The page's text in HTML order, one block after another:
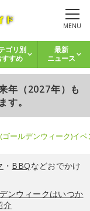
MENU
ゴリ別
すすめ
最新
ニュース
年（2027年）も
す。
ゴールデンウィーク)イ
・ BBQなどおでかけ
ンウィークはいつか
介